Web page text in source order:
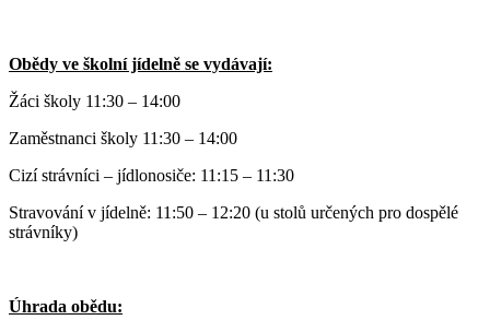
Obědy ve školní jídelně se vydávají:
Žáci školy 11:30 – 14:00
Zaměstnanci školy 11:30 – 14:00
Cizí strávníci – jídlonosiče: 11:15 – 11:30
Stravování v jídelně: 11:50 – 12:20 (u stolů určených pro dospělé
strávníky)
Úhrada obědu: